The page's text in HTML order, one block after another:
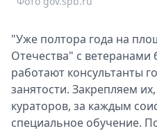
"Уже полтора года на
Отечества" с ветеранами
работают консультанты
занятости. Закрепляем
кураторов, за каждым
специальное обучение.